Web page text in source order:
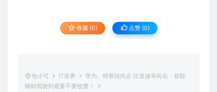
收藏 (0) 点赞 (0)
包小可 IT业界
华为、特斯拉向左 比亚迪等向右：智能
辅助驾驶到底要不要收费！